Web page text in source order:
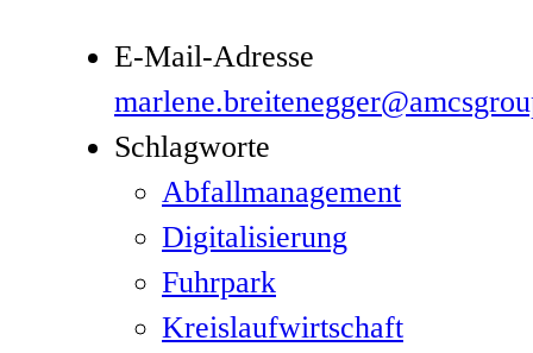
E-Mail-Adresse
Schlagworte
Abfallmanagement
Digitalisierung
Fuhrpark
Kreislaufwirtschaft